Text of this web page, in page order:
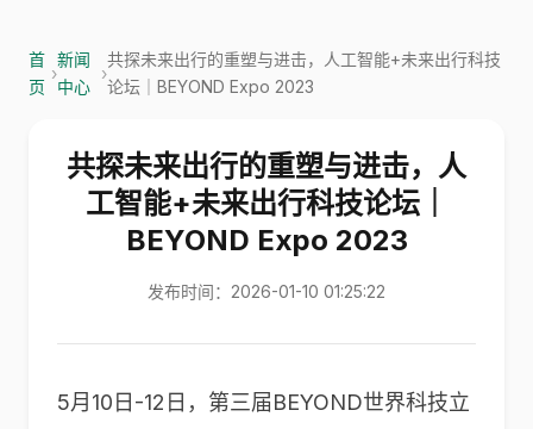
首
页
›
新闻
中心
›
共探未来出行的重塑与进击，人工智能+未来出行科技
论坛｜BEYOND Expo 2023
共探未来出行的重塑与进击，人
工智能+未来出行科技论坛｜
BEYOND Expo 2023
发布时间：2026-01-10 01:25:22
5月10日-12日，第三届BEYOND世界科技立